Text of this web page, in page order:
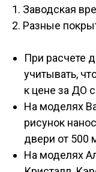
1. Заводская
2. Разные
При расчете
учитывать,
к цене за ДО
На моделях
рисунок
двери от 500
На моделях